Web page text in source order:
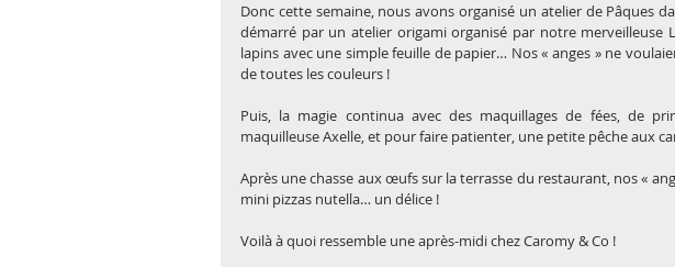
Donc cette semaine, nous avons organisé un atelier de Pâques
démarré par un atelier origami organisé par notre merveilleuse
lapins avec une simple feuille de papier… Nos « anges » ne
de toutes les couleurs !
Puis, la magie continua avec des maquillages de fées, de
maquilleuse Axelle, et pour faire patienter, une petite pêche aux
Après une chasse aux œufs sur la terrasse du restaurant, nos «
mini pizzas nutella… un délice !
Voilà à quoi ressemble une après-midi chez Caromy & Co !